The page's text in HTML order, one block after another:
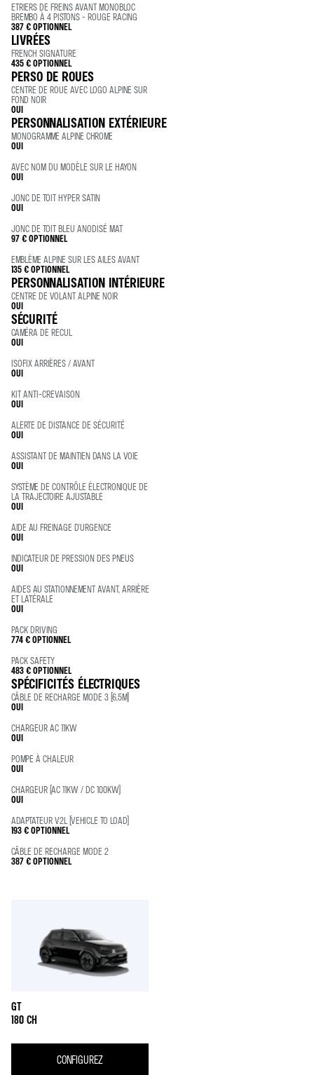
ETRIERS DE FREINS AVANT MONOBLOC
BREMBO À 4 PISTONS - ROUGE RACING
387 €OPTIONNEL
LIVRÉES
FRENCH SIGNATURE
435 €OPTIONNEL
PERSO DE ROUES
CENTRE DE ROUE AVEC LOGO ALPINE SUR
FOND NOIR
OUI
PERSONNALISATION EXTÉRIEURE
MONOGRAMME ALPINE CHROME
OUI
AVEC NOM DU MODÈLE SUR LE HAYON
OUI
JONC DE TOIT HYPER SATIN
OUI
JONC DE TOIT BLEU ANODISÉ MAT
97 €OPTIONNEL
EMBLÈME ALPINE SUR LES AILES AVANT
135 €OPTIONNEL
PERSONNALISATION INTÉRIEURE
CENTRE DE VOLANT ALPINE NOIR
OUI
SÉCURITÉ
CAMÉRA DE RECUL
OUI
ISOFIX ARRIÈRES / AVANT
OUI
KIT ANTI-CREVAISON
OUI
ALERTE DE DISTANCE DE SÉCURITÉ
OUI
ASSISTANT DE MAINTIEN DANS LA VOIE
OUI
SYSTÈME DE CONTRÔLE ÉLECTRONIQUE DE
LA TRAJECTOIRE AJUSTABLE
OUI
AIDE AU FREINAGE D'URGENCE
OUI
INDICATEUR DE PRESSION DES PNEUS
OUI
AIDES AU STATIONNEMENT AVANT, ARRIÈRE
ET LATÉRALE
OUI
PACK DRIVING
774 €OPTIONNEL
PACK SAFETY
483 €OPTIONNEL
SPÉCIFICITÉS ÉLECTRIQUES
CÂBLE DE RECHARGE MODE 3 (6,5M)
OUI
CHARGEUR AC 11KW
OUI
POMPE À CHALEUR
OUI
CHARGEUR (AC 11KW / DC 100KW)
OUI
ADAPTATEUR V2L (VEHICLE TO LOAD)
193 €OPTIONNEL
CÂBLE DE RECHARGE MODE 2
387 €OPTIONNEL
GT
180 CH
CONFIGUREZ